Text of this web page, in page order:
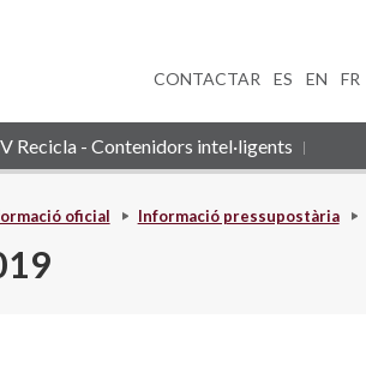
CONTACTAR ES EN FR
Recicla - Contenidors intel·ligents
oficial Informació pressupostària